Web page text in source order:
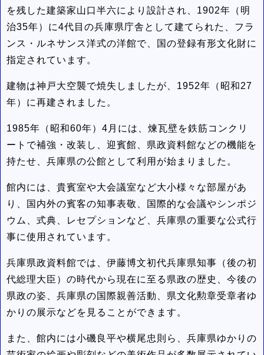
を残した建築家山口半六により設計され、1902年（明
治35年）に4代目の兵庫県庁舎として建てられた、フラ
ンス・ルネサンス洋式の洋館で、国の登録有形文化財に
指定されています。
建物は神戸大空襲で焼失しましたが、1952年（昭和27
年）に再建されました。
1985年（昭和60年）4月には、煉瓦壁を鉄筋コンクリ
ートで補強・改装し、迎賓館、県政資料館などの機能を
持たせ、兵庫県の公館として利用が始まりました。
館内には、貴賓室や大会議室など大小様々な部屋があ
り、国内外の賓客の知事表敬、国際的な会議やシンポジ
ウム、式典、レセプションなど、兵庫県の重要な公式行
事に使用されています。
兵庫県政資料館では、伊藤博文初代兵庫県知事（後の初
代総理大臣）の時代から現在に至る県政の歴史、今後の
県政の姿、兵庫県の国際親善活動、県文化勲章受章者ゆ
かりの展示などを見ることができます。
また、館内には小磯良平や横尾忠則ら、兵庫県ゆかりの